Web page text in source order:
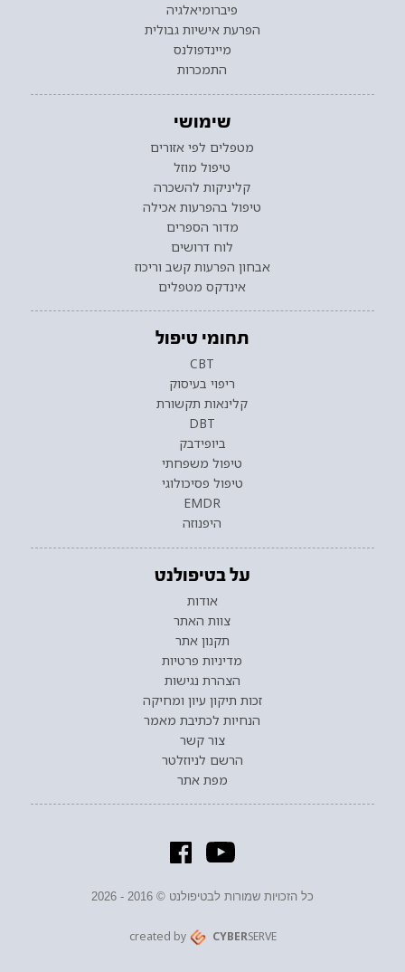
פיברומיאלגיה
הפרעת אישיות גבולית
מיינדפולנס
התמכרות
שימושי
מטפלים לפי אזורים
טיפול מוזל
קליניקות להשכרה
טיפול בהפרעות אכילה
מדור הספרים
לוח דרושים
אבחון הפרעות קשב וריכוז
אינדקס מטפלים
תחומי טיפול
CBT
ריפוי בעיסוק
קלינאות תקשורת
DBT
ביופידבק
טיפול משפחתי
טיפול פסיכולוגי
EMDR
היפנוזה
על בטיפולנט
אודות
צוות האתר
תקנון אתר
מדיניות פרטיות
הצהרת נגישות
זכות תיקון עיון ומחיקה
הנחיות לכתיבת מאמר
צור קשר
הרשם לניוזלטר
מפת אתר
כל הזכויות שמורות לבטיפולנט © 2016 - 2026
created by CYBERSERVE